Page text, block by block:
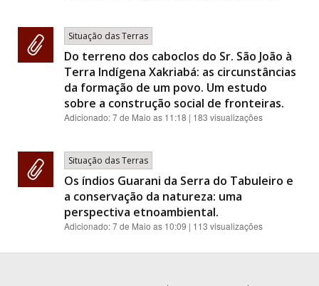
Situação das Terras
Do terreno dos caboclos do Sr. São João à
Terra Indígena Xakriabá: as circunstâncias
da formação de um povo. Um estudo
sobre a construção social de fronteiras.
Adicionado:7 de Maio as 11:18 | 183 visualizações
Situação das Terras
Os índios Guarani da Serra do Tabuleiro e
a conservação da natureza: uma
perspectiva etnoambiental.
Adicionado:7 de Maio as 10:09 | 113 visualizações